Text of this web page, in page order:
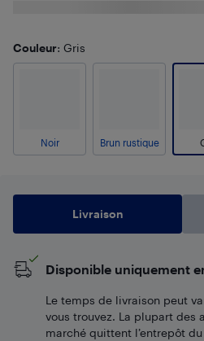
Couleur: Gris
Noir Brun rustique
Livraison
Disponible uniquement
Le temps de livraison peut
vous trouvez. La plupart des
marché quittent l’entrepôt